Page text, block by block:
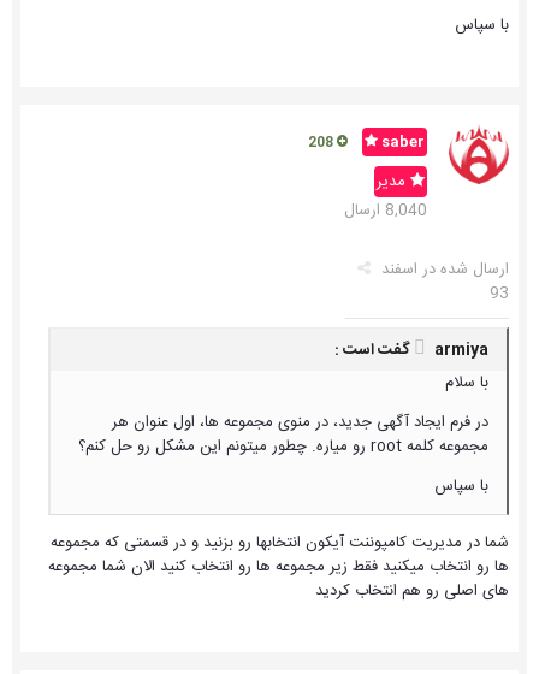
با سپاس
saber
مدیر
8,040 ارسال
ارسال شده در اسفند
93
armiya گفت است :
با سلام
در فرم ایجاد آگهی جدید، در منوی مجموعه ها، اول عنوان هر
مجموعه کلمه root رو میاره. چطور میتونم این مشکل رو حل کنم؟
با سپاس
شما در مدیریت کامپوننت آیکون انتخابها رو بزنید و در قسمتی که مجموعه
ها رو انتخاب میکنید فقط زیر مجموعه ها رو انتخاب کنید الان شما مجموعه
های اصلی رو هم انتخاب کردید